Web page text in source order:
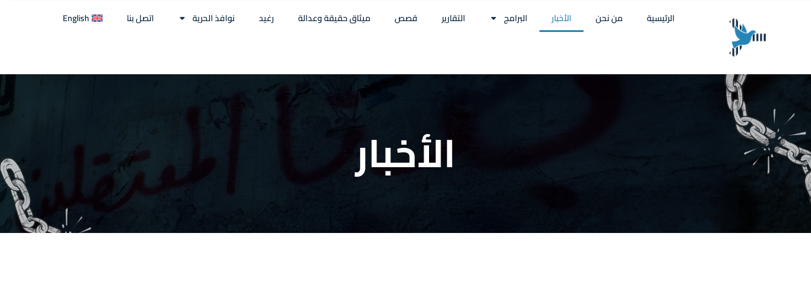
الرئيسية من نحن الأخبار البرامج التقارير قصص ميثاق حقيقة وعدالة رغيد نوافذ الحرية اتصل بنا English
الأخبار